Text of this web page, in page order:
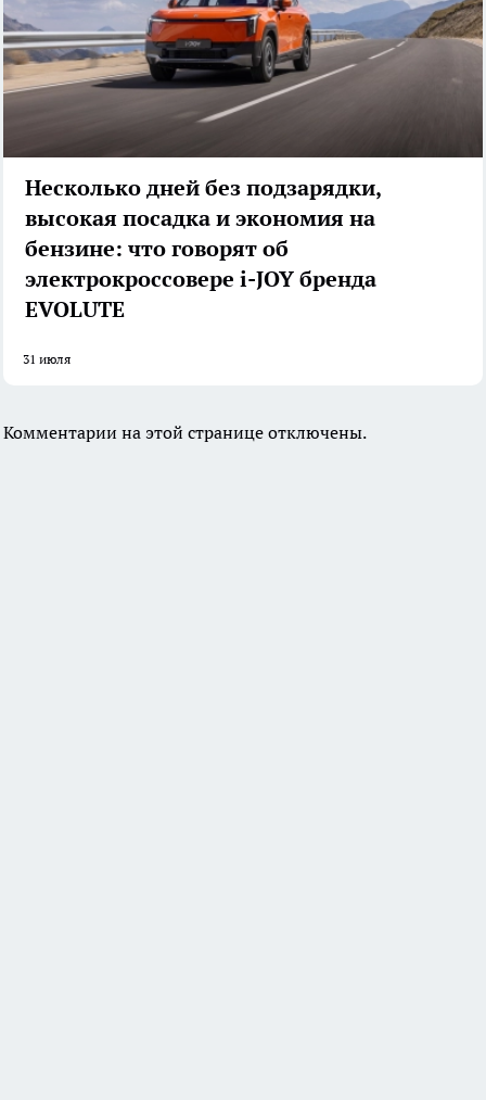
Несколько дней без подзарядки,
высокая посадка и экономия на
бензине: что говорят об
электрокроссовере i-JOY бренда
EVOLUTE
31 июля
Комментарии на этой странице отключены.